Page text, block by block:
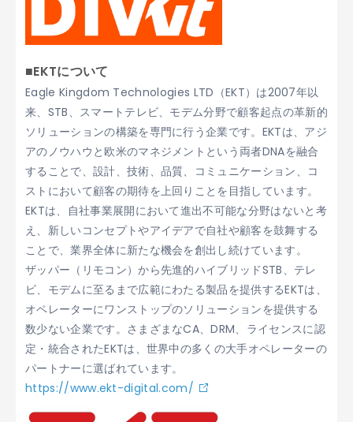
■EKTについて
Eagle Kingdom Technologies LTD（EKT）は2007年以
来、STB、スマートテレビ、モデム分野で顧客起点の革新的
ソリューションの構築を専門に行う企業です。EKTは、アジ
アのノウハウと欧米のマネジメントという両者DNAを融合
することで、設計、技術、品質、コミュニケーション、コ
ストにおいて顧客の期待を上回りことを目指しています。
EKTは、自社事業展開において進出不可能な分野はないと考
え、新しいコンセプトやアイデアで自社や顧客を鼓舞する
ことで、業界全体に新たな機会を創出し続けています。
ザッパー（リモコン）から先進的ハイブリッドSTB、テレ
ビ、モデムに至るまで広範にわたる製品を提供するEKTは、
オペレーターにワンストップのソリューションを提供する
数少ない企業です。さまざまなCA、DRM、ライセンスに認
定・統合されたEKTは、世界中の多くの大手オペレーターの
パートナーに選ばれています。
https://www.ekt-digital.com/